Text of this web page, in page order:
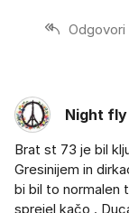
Odgovori
Night fly
Brat st 73 je bil
Gresinijem in
bi bil to normalen
sprejel kačo .